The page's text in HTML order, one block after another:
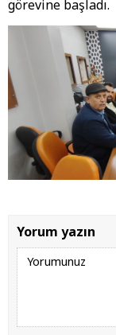
görevine başladı.
Yorum yazın